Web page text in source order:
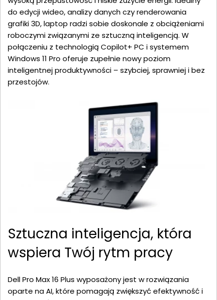
do edycji wideo, analizy danych czy renderowania
grafiki 3D, laptop radzi sobie doskonale z obciążeniami
roboczymi związanymi ze sztuczną inteligencją. W
połączeniu z technologią Copilot+ PC i systemem
Windows 11 Pro oferuje zupełnie nowy poziom
inteligentnej produktywności – szybciej, sprawniej i bez
przestojów.
Sztuczna inteligencja, która
wspiera Twój rytm pracy
Dell Pro Max 16 Plus wyposażony jest w rozwiązania
oparte na AI, które pomagają zwiększyć efektywność i